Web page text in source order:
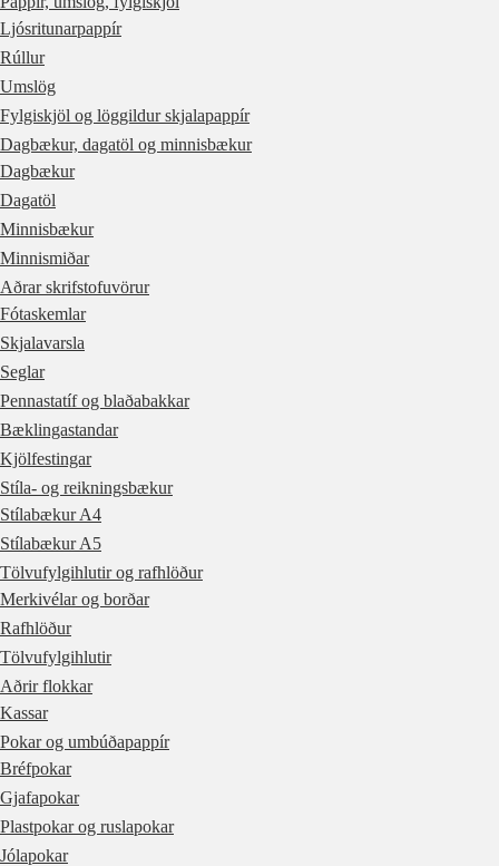
Ljósritunarpappír
Rúllur
Umslög
Fylgiskjöl og löggildur skjalapappír
Dagbækur, dagatöl og minnisbækur
Dagbækur
Dagatöl
Minnisbækur
Minnismiðar
Aðrar skrifstofuvörur
Fótaskemlar
Skjalavarsla
Seglar
Pennastatíf og blaðabakkar
Bæklingastandar
Kjölfestingar
Stíla- og reikningsbækur
Stílabækur A4
Stílabækur A5
Tölvufylgihlutir og rafhlöður
Merkivélar og borðar
Rafhlöður
Tölvufylgihlutir
Aðrir flokkar
Kassar
Pokar og umbúðapappír
Bréfpokar
Gjafapokar
Plastpokar og ruslapokar
Jólapokar